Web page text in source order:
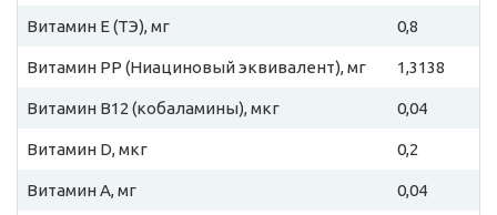
Витамин E (ТЭ), мг 0,8
Витамин PP (Ниациновый эквивалент), мг 1,3138
Витамин B12 (кобаламины), мкг 0,04
Витамин D, мкг 0,2
Витамин A, мг 0,04